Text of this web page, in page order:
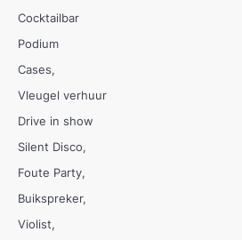
Cocktailbar
Podium
Cases
Vleugel verhuur
Drive in show
Silent Disco
Foute Party
Buikspreker
Violist